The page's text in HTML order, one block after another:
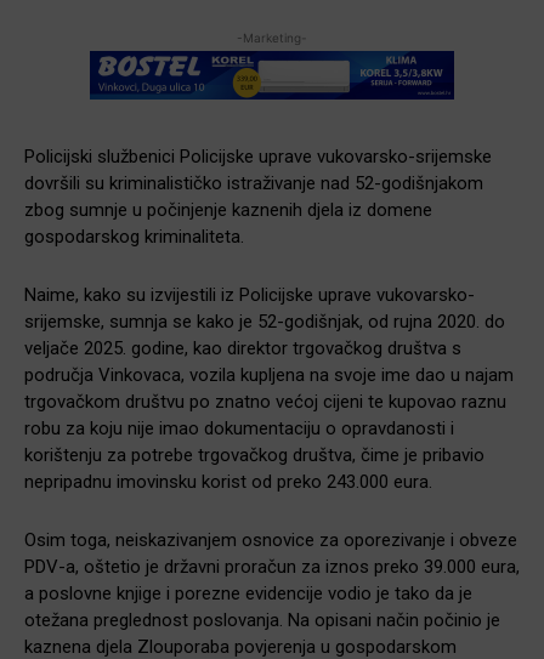
-Marketing-
Policijski službenici Policijske uprave vukovarsko-srijemske
dovršili su kriminalističko istraživanje nad 52-godišnjakom
zbog sumnje u počinjenje kaznenih djela iz domene
gospodarskog kriminaliteta.
Naime, kako su izvijestili iz Policijske uprave vukovarsko-
srijemske, sumnja se kako je 52-godišnjak, od rujna 2020. do
veljače 2025. godine, kao direktor trgovačkog društva s
područja Vinkovaca, vozila kupljena na svoje ime dao u najam
trgovačkom društvu po znatno većoj cijeni te kupovao raznu
robu za koju nije imao dokumentaciju o opravdanosti i
korištenju za potrebe trgovačkog društva, čime je pribavio
nepripadnu imovinsku korist od preko 243.000 eura.
Osim toga, neiskazivanjem osnovice za oporezivanje i obveze
PDV-a, oštetio je državni proračun za iznos preko 39.000 eura,
a poslovne knjige i porezne evidencije vodio je tako da je
otežana preglednost poslovanja. Na opisani način počinio je
kaznena djela Zlouporaba povjerenja u gospodarskom